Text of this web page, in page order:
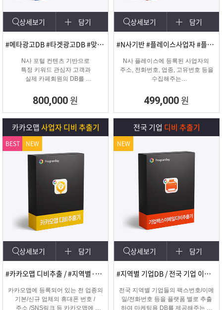
상세보기 담기
#메타광고DB #타겟광고DB #맞춤DB
N사 포털 컨텐츠 기반으로
특정 키워드 관심자 고객과
실제 카페회원의 DB를
800,000 원
상세보기 담기
#N사기반 #플레이스사업자 #플레이스신규사업자
N사 플레이스에 등록된 사업자의
주소, 전화번호, 업종, 고유번호 등을
수집해주는
추출 수집 프로그램
499,000 원
카카오맵사업자 디비 추출기
상세보기 담기
#카카오맵 디비추출 / #지역별·키워드별 DB 추출
카카오맵에 등록되어 있는 전 업종의
기본/신규 업체의 휴대폰 번호 /
주소 /SNS링크 등 카카오맵에
BEST NEW
전국 기업 디비 추출기
상세보기 담기
#지역별 기업DB / 전국 기업 이메일 및 팩스
전국 지역별 기업들의 팩스번호/이메
일/전화번호 등을 플랫폼 별로 추출
하여 마케팅용 DB를 제공해주는 프
NEW